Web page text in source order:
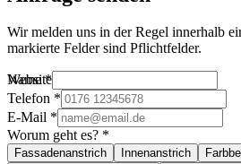
Wir melden uns in der Regel innerhalb
markierte Felder sind Pflichtfelder.
Website
Name *
Telefon *
E-Mail *
Worum geht es? *
Fassadenanstrich Innenanstrich